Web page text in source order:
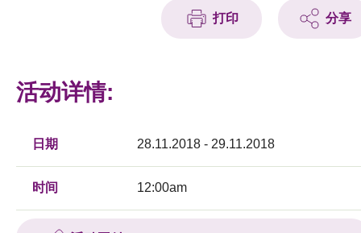
打印 分享
活动详情:
日期 28.11.2018 - 29.11.2018
时间 12:00am